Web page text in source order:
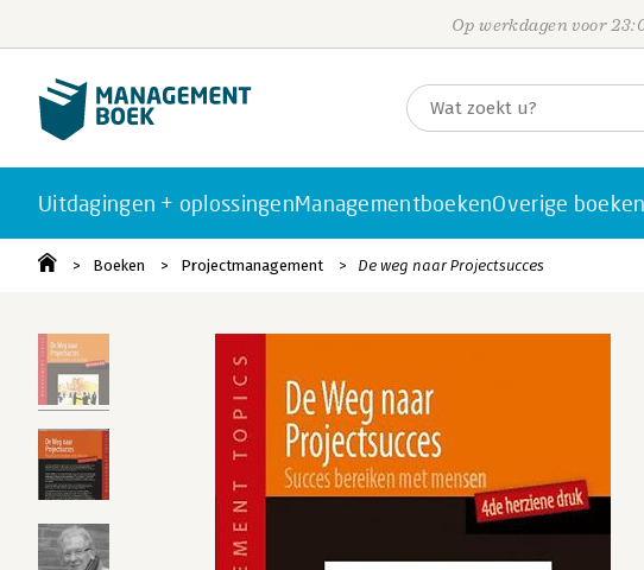
Op werkdagen voor
Uitdagingen + oplossingenManagementboekenOverige boeken
Boeken Projectmanagement De weg naar Projectsucces